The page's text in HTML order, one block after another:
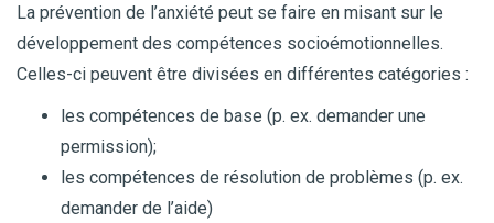
La prévention de l’anxiété peut se faire en misant sur le
développement des compétences socioémotionnelles.
Celles-ci peuvent être divisées en différentes catégories :
les compétences de base (p. ex. demander une
permission);
les compétences de résolution de problèmes (p. ex.
demander de l’aide)